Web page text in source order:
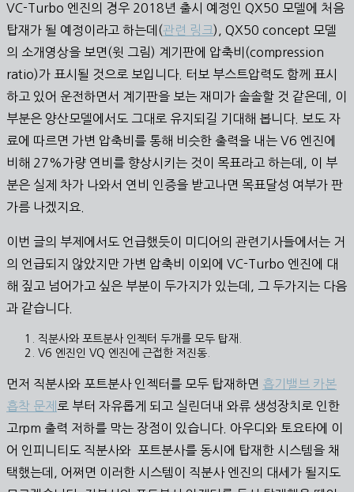
VC-Turbo 엔진의 경우 2018년 출시 예정인 QX50 모델에 처음
탑재가 될 예정이라고 하는데(관련 링크), QX50 concept 모델
의 소개영상을 보면(윗 그림) 계기판에 압축비(compression
ratio)가 표시될 것으로 보입니다. 터보 부스트압력도 함께 표시
하고 있어 운전하면서 계기판을 보는 재미가 솔솔할 것 같은데, 이
부분은 양산모델에서도 그대로 유지되길 기대해 봅니다. 보도 자
료에 따르면 가변 압축비를 통해 비슷한 출력을 내는 V6 엔진에
비해 27%가량 연비를 향상시키는 것이 목표라고 하는데, 이 부
분은 실제 차가 나와서 연비 인증을 받고나면 목표달성 여부가 판
가름 나겠지요.
이번 글의 부제에서도 언급했듯이 미디어의 관련기사들에서는 거
의 언급되지 않았지만 가변 압축비 이외에 VC-Turbo 엔진에 대
해 짚고 넘어가고 싶은 부분이 두가지가 있는데, 그 두가지는 다음
과 같습니다.
직분사와 포트분사 인젝터 두개를 모두 탑재.
V6 엔진인 VQ 엔진에 근접한 저진동.
먼저 직분사와 포트분사 인젝터를 모두 탑재하면 흡기밸브 카본
흡착 문제 로 부터 자유롭게 되고 실린더내 와류 생성장치로 인한
고rpm 출력 저하를 막는 장점이 있습니다. 아우디와 토요타에 이
어 인피니티도 직분사와 포트분사를 동시에 탑재한 시스템을 채
택했는데, 어쩌면 이러한 시스템이 직분사 엔진의 대세가 될지도